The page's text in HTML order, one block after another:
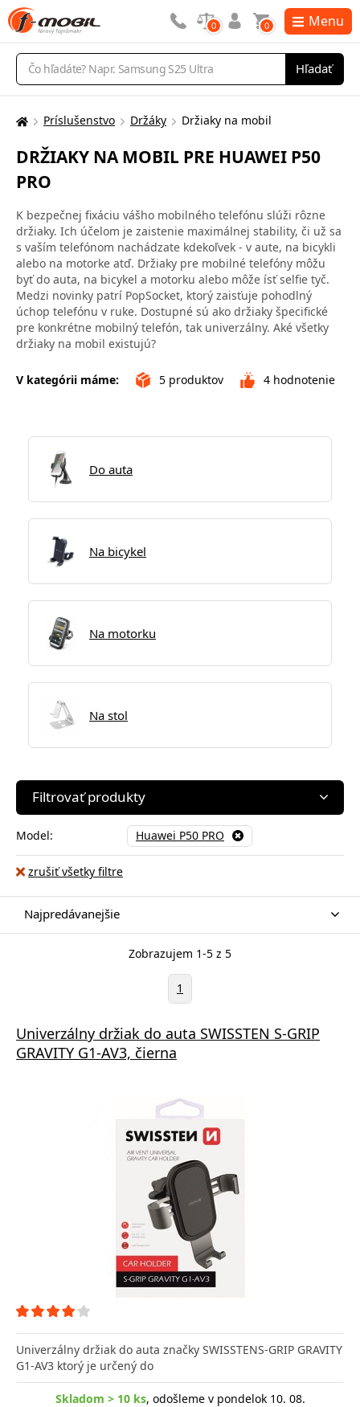
Vyhľadávanie
Hľadať
0 0 Menu
Tu
nachádzate:
Príslušenstvo Držáky Držiaky na mobil
DRŽIAKY NA MOBIL PRE HUAWEI P50
PRO
K bezpečnej fixáciu vášho mobilného telefónu slúži rôzne
držiaky. Ich účelom je zaistenie maximálnej stability, či už sa
s vaším telefónom nachádzate kdekoľvek - v aute, na bicykli
alebo na motorke atď. Držiaky pre mobilné telefóny môžu
byť do auta, na bicykel a motorku alebo môže ísť selfie tyč.
Medzi novinky patrí PopSocket, ktorý zaisťuje pohodlný
úchop telefónu v ruke. Dostupné sú ako držiaky špecifické
pre konkrétne mobilný telefón, tak univerzálny. Aké všetky
držiaky na mobil existujú?
V kategórii máme: 5 produktov 4 hodnotenie
Do auta
Na bicykel
Na motorku
Na stol
Filtrovať produkty
Model: Huawei P50 PRO
zrušiť všetky filtre
Najpredávanejšie
Zobrazujem 1-5 z 5
1
Univerzálny držiak do auta SWISSTEN S-GRIP
GRAVITY G1-AV3, čierna
Univerzálny držiak do auta značky SWISSTENS-GRIP GRAVITY
G1-AV3 ktorý je určený do
Skladom > 10 ks, odošleme v pondelok 10. 08.